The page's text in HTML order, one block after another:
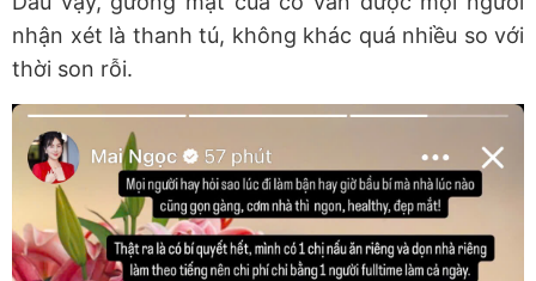
nhận xét là thanh tú, không khác quá nhiều so với
thời son rỗi.